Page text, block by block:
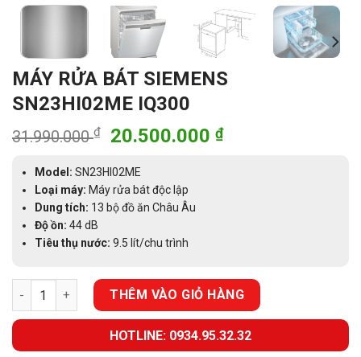
MÁY RỬA BÁT SIEMENS
SN23HI02ME IQ300
31.990.000₫
Giá
là:
31.990.000 ₫.
20.500.000 ₫Giá
Model:SN23HI02ME
Loại máy: Máy rửa bát độc lập
Dung tích: 13 bộ đồ ăn Châu Âu
Độ ồn: 44 dB
Tiêu thụ nước: 9.5 lít/chu trình
MÁY RỬA BÁT SIEMENS SN23HI02ME IQ300 số lượng
THÊM VÀO GIỎ HÀNG
HOTLINE: 0934.95.32.32